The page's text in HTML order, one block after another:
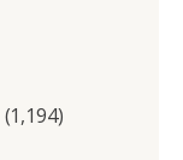
(1,194)